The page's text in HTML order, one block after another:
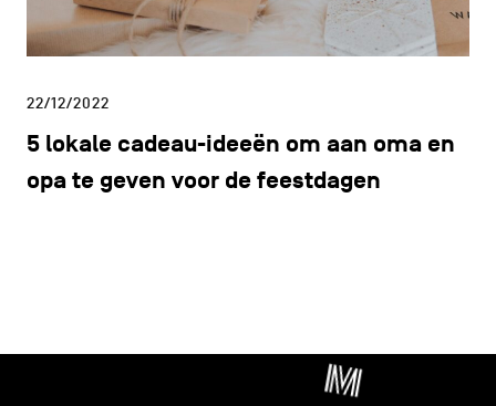
22/12/2022
5 lokale cadeau-ideeën om aan oma en
opa te geven voor de feestdagen